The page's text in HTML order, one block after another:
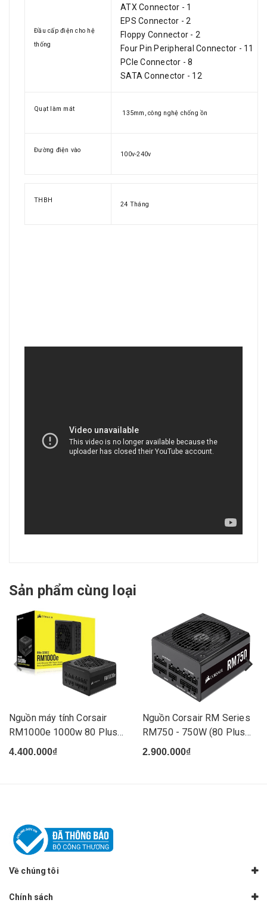
Đầu cấp điện cho hệ
thống
ATX Connector - 1
EPS Connector - 2
Floppy Connector - 2
Four Pin Peripheral Connector - 11
PCIe Connector - 8
SATA Connector - 12
Quạt làm mát
135mm, công nghệ chống ồn
Đường điện vào
100v-240v
THBH
24 Tháng
Sản phẩm cùng loại
Nguồn máy tính Corsair
RM1000e 1000w 80 Plus
Go...
4.400.000₫
Nguồn Corsair RM Series
RM750 - 750W (80 Plus
G...
2.900.000₫
Về chúng tôi
Chính sách